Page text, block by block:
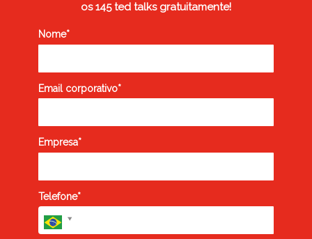
os 145 ted talks gratuitamente!
Nome*
Email corporativo*
Empresa*
Telefone*